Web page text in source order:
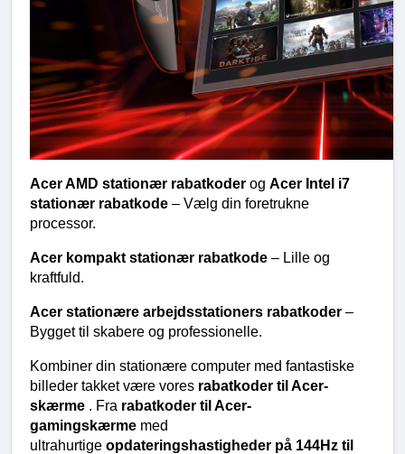
Acer AMD stationær rabatkoder og Acer Intel i7
stationær rabatkode – Vælg din foretrukne
processor.
Acer kompakt stationær rabatkode – Lille og
kraftfuld.
Acer stationære arbejdsstationers rabatkoder –
Bygget til skabere og professionelle.
Kombiner din stationære computer med fantastiske
billeder takket være vores rabatkoder til Acer-
skærme . Fra rabatkoder til Acer-
gamingskærme med
ultrahurtige opdateringshastigheder på 144Hz til